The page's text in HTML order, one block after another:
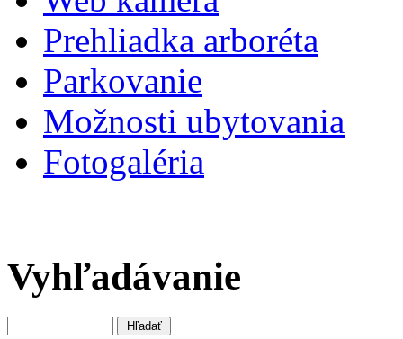
Prehliadka arboréta
Parkovanie
Možnosti ubytovania
Fotogaléria
Vyhľadávanie